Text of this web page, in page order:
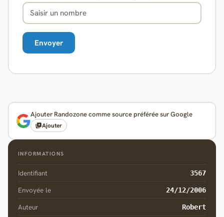
Ajouter Randozone comme source préférée sur Google
Ajouter
INFORMATIONS
Identifiant 3567
Envoyée le 24/12/2006
Auteur Robert